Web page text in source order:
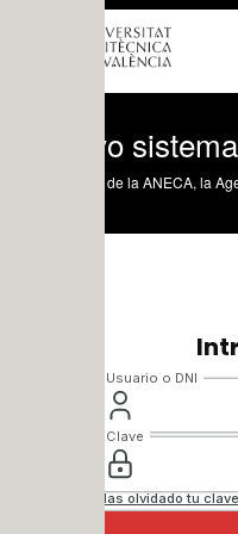
sistema